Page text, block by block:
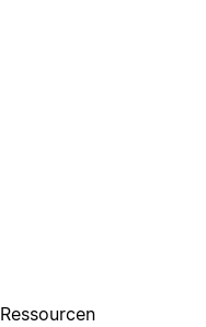
Ressourcen